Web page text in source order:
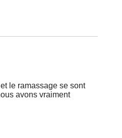
le ramassage se sont
avons vraiment